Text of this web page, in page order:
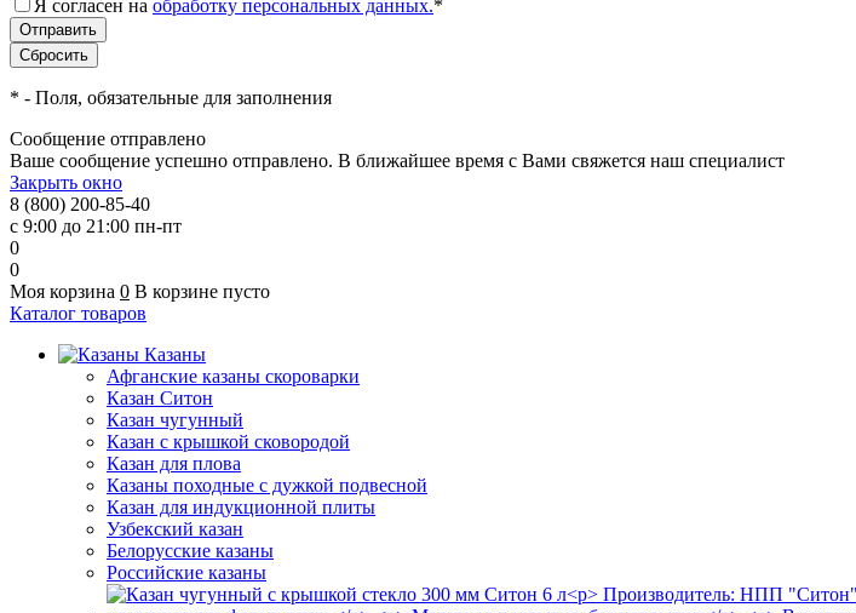
Я согласен на обработку персональных данных.*
* - Поля, обязательные для заполнения
Сообщение отправлено
Ваше сообщение успешно отправлено. В ближайшее время с Вами свяжется наш специалист
Закрыть окно
8 (800) 200-85-40
с 9:00 до 21:00 пн-пт
0
0
Моя корзина 0 В корзине пусто
Каталог товаров
Казаны
Афганские казаны скороварки
Казан Ситон
Казан чугунный
Казан с крышкой сковородой
Казан для плова
Казаны походные с дужкой подвесной
Казан для индукционной плиты
Узбекский казан
Белорусские казаны
Российские казаны